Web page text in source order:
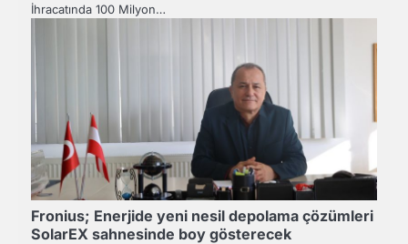
İhracatında 100 Milyon…
Fronius; Enerjide yeni nesil depolama çözümleri
SolarEX sahnesinde boy gösterecek